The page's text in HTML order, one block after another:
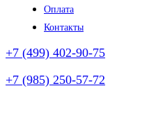
Оплата
Контакты
+7 (499) 402-90-75
+7 (985) 250-57-72